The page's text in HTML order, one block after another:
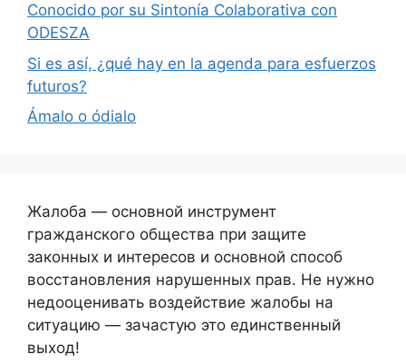
Conocido por su Sintonía Colaborativa con
ODESZA
Si es así, ¿qué hay en la agenda para esfuerzos
futuros?
Ámalo o ódialo
Жалоба — основной инструмент
гражданского общества при защите
законных и интересов и основной способ
восстановления нарушенных прав. Не нужно
недооценивать воздействие жалобы на
ситуацию — зачастую это единственный
выход!